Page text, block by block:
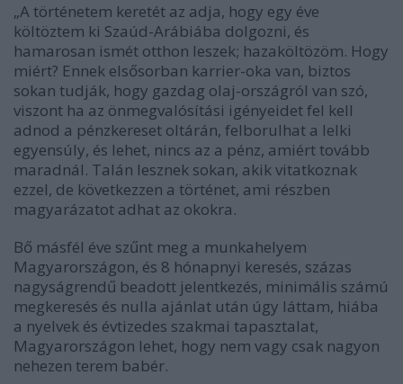
„A történetem keretét az adja, hogy egy éve
költöztem ki Szaúd-Arábiába dolgozni, és
hamarosan ismét otthon leszek; hazaköltözöm. Hogy
miért? Ennek elsősorban karrier-oka van, biztos
sokan tudják, hogy gazdag olaj-országról van szó,
viszont ha az önmegvalósítási igényeidet fel kell
adnod a pénzkereset oltárán, felborulhat a lelki
egyensúly, és lehet, nincs az a pénz, amiért tovább
maradnál. Talán lesznek sokan, akik vitatkoznak
ezzel, de következzen a történet, ami részben
magyarázatot adhat az okokra.
Bő másfél éve szűnt meg a munkahelyem
Magyarországon, és 8 hónapnyi keresés, százas
nagyságrendű beadott jelentkezés, minimális számú
megkeresés és nulla ajánlat után úgy láttam, hiába
a nyelvek és évtizedes szakmai tapasztalat,
Magyarországon lehet, hogy nem vagy csak nagyon
nehezen terem babér.